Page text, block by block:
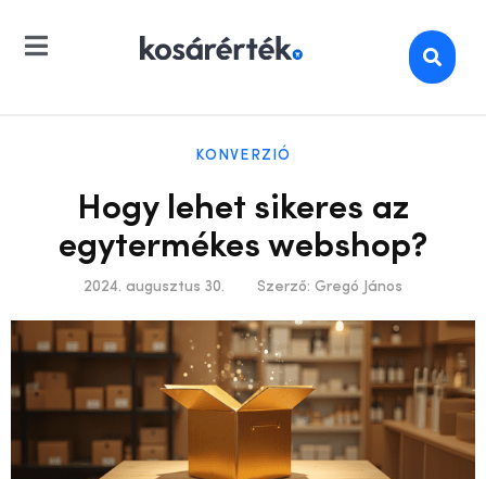
KONVERZIÓ
Hogy lehet sikeres az
egytermékes webshop?
2024. augusztus 30. Szerző: Gregó János